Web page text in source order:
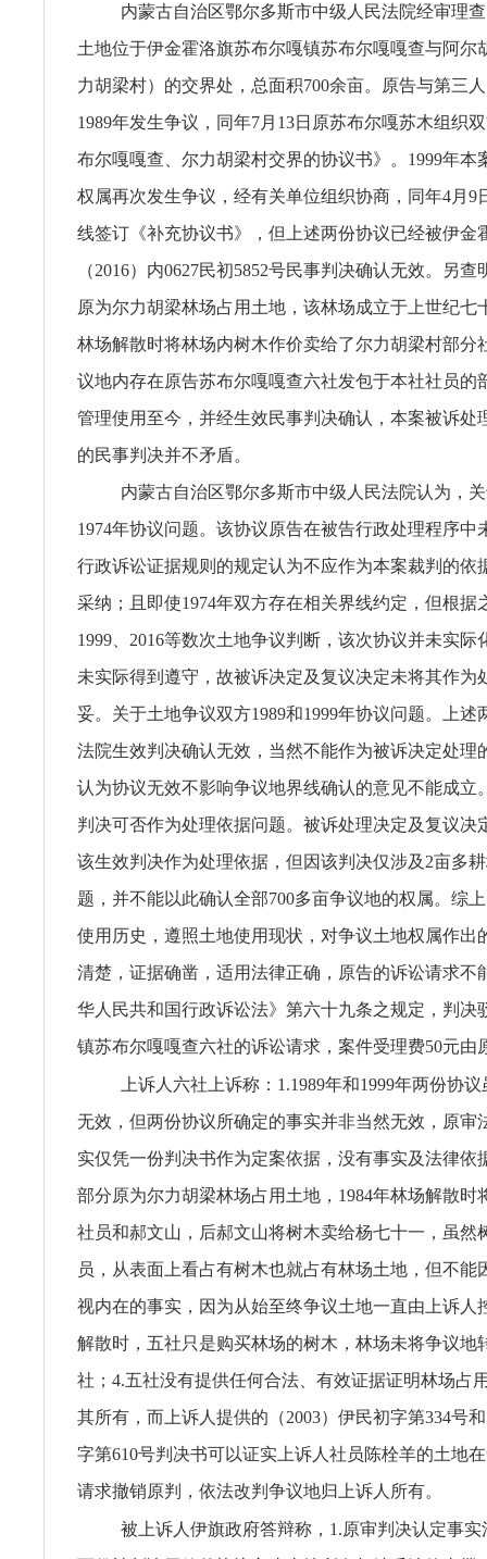
内蒙古自治区鄂尔多斯市中级人民法院经审理
土地位于伊金霍洛旗苏布尔嘎镇苏布尔嘎嘎查与阿尔
力胡梁村）的交界处，总面积700余亩。原告与第三
1989年发生争议，同年7月13日原苏布尔嘎苏木组织
布尔嘎嘎查、尔力胡梁村交界的协议书》。1999年本
权属再次发生争议，经有关单位组织协商，同年4月9
线签订《补充协议书》，但上述两份协议已经被伊金
（2016）内0627民初5852号民事判决确认无效。另
原为尔力胡梁林场占用土地，该林场成立于上世纪七
林场解散时将林场内树木作价卖给了尔力胡梁村部分
议地内存在原告苏布尔嘎嘎查六社发包于本社社员的
管理使用至今，并经生效民事判决确认，本案被诉处
的民事判决并不矛盾。
内蒙古自治区鄂尔多斯市中级人民法院认为，
1974年协议问题。该协议原告在被告行政处理程序中
行政诉讼证据规则的规定认为不应作为本案裁判的依
采纳；且即使1974年双方存在相关界线约定，但根据
1999、2016等数次土地争议判断，该次协议并未实际
未实际得到遵守，故被诉决定及复议决定未将其作为
妥。关于土地争议双方1989和1999年协议问题。上述
法院生效判决确认无效，当然不能作为被诉决定处理
认为协议无效不影响争议地界线确认的意见不能成立
判决可否作为处理依据问题。被诉处理决定及复议决
该生效判决作为处理依据，但因该判决仅涉及2亩多
题，并不能以此确认全部700多亩争议地的权属。综
使用历史，遵照土地使用现状，对争议土地权属作出
清楚，证据确凿，适用法律正确，原告的诉讼请求不
华人民共和国行政诉讼法》第六十九条之规定，判决
镇苏布尔嘎嘎查六社的诉讼请求，案件受理费50元由
上诉人六社上诉称：1.1989年和1999年两份协
无效，但两份协议所确定的事实并非当然无效，原审
实仅凭一份判决书作为定案依据，没有事实及法律依
部分原为尔力胡梁林场占用土地，1984年林场解散时
社员和郝文山，后郝文山将树木卖给杨七十一，虽然
员，从表面上看占有树木也就占有林场土地，但不能
视内在的事实，因为从始至终争议土地一直由上诉人
解散时，五社只是购买林场的树木，林场未将争议地
社；4.五社没有提供任何合法、有效证据证明林场占
其所有，而上诉人提供的（2003）伊民初字第334号
字第610号判决书可以证实上诉人社员陈栓羊的土地
请求撤销原判，依法改判争议地归上诉人所有。
被上诉人伊旗政府答辩称，1.原审判决认定事